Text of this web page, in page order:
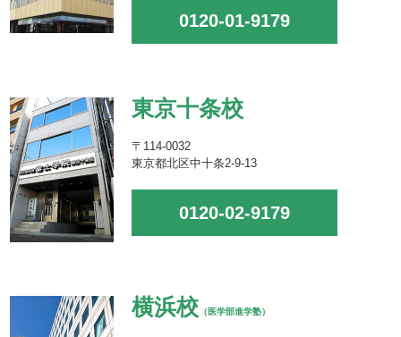
0120-01-9179
東京十条校
〒114-0032
東京都北区中十条2-9-13
0120-02-9179
横浜校 （医学部進学塾）